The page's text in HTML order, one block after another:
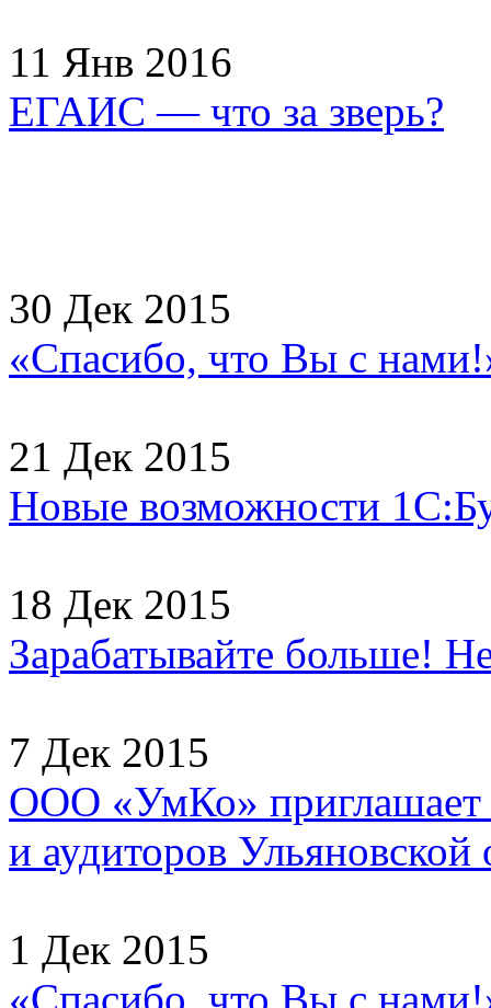
11 Янв 2016
ЕГАИС — что за зверь?
30 Дек 2015
«Спасибо, что Вы с
21 Дек 2015
Новые возможности
18 Дек 2015
Зарабатывайте больше!
7 Дек 2015
ООО «УмКо» приглашает
и аудиторов Ульяновской
1 Дек 2015